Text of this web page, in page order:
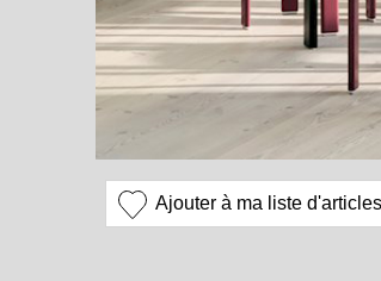
Ajouter à ma liste d'articles